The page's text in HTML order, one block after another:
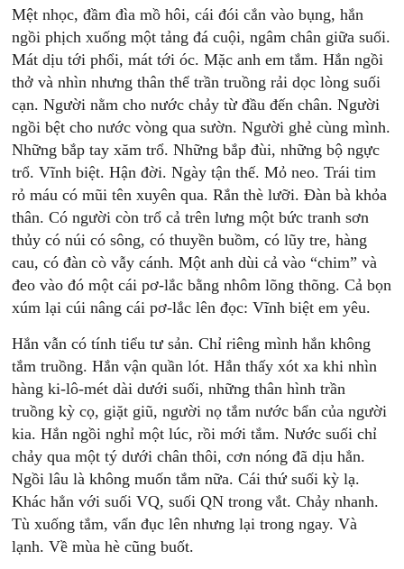
Mệt nhọc, đầm đìa mồ hôi, cái đói cắn vào bụng, hắn
ngồi phịch xuống một tảng đá cuội, ngâm chân giữa suối.
Mát dịu tới phổi, mát tới óc. Mặc anh em tắm. Hắn ngồi
thở và nhìn nhưng thân thể trần truồng rải dọc lòng suối
cạn. Người nằm cho nước chảy từ đầu đến chân. Người
ngồi bệt cho nước vòng qua sườn. Người ghẻ cùng mình.
Những bắp tay xăm trổ. Những bắp đùi, những bộ ngực
trổ. Vĩnh biệt. Hận đời. Ngày tận thế. Mỏ neo. Trái tim
rỏ máu có mũi tên xuyên qua. Rắn thè lưỡi. Đàn bà khỏa
thân. Có người còn trổ cả trên lưng một bức tranh sơn
thủy có núi có sông, có thuyền buồm, có lũy tre, hàng
cau, có đàn cò vẫy cánh. Một anh dùi cả vào “chim” và
đeo vào đó một cái pơ-lắc bằng nhôm lõng thõng. Cả bọn
xúm lại cúi nâng cái pơ-lắc lên đọc: Vĩnh biệt em yêu.
Hắn vẫn có tính tiểu tư sản. Chỉ riêng mình hắn không
tắm truồng. Hắn vận quần lót. Hắn thấy xót xa khi nhìn
hàng ki-lô-mét dài dưới suối, những thân hình trần
truồng kỳ cọ, giặt giũ, người nọ tắm nước bẩn của người
kia. Hắn ngồi nghỉ một lúc, rồi mới tắm. Nước suối chỉ
chảy qua một tý dưới chân thôi, cơn nóng đã dịu hẳn.
Ngồi lâu là không muốn tắm nữa. Cái thứ suối kỳ lạ.
Khác hẳn với suối VQ, suối QN trong vắt. Chảy nhanh.
Tù xuống tắm, vẩn đục lên nhưng lại trong ngay. Và
lạnh. Về mùa hè cũng buốt.